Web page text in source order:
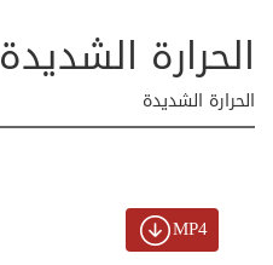
الحرارة الشديدة
الحرارة الشديدة
MP4